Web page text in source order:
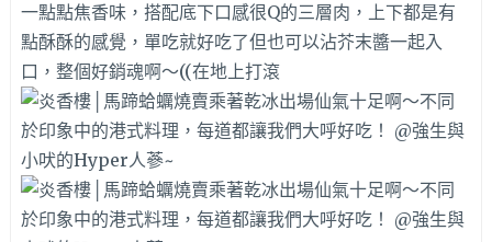
一點點焦香味，搭配底下口感很Q的三層肉，上下都是有
點酥酥的感覺， 單吃就好吃了但也可以沾芥末醬一起入
口，整個好銷魂啊～((在地上打滾